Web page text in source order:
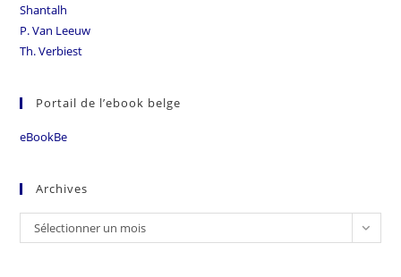
Shantalh
P. Van Leeuw
Th. Verbiest
Portail de l’ebook belge
eBookBe
Archives
Sélectionner un mois